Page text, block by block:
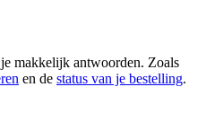
makkelijk antwoorden. Zoals
en de status van je bestelling.